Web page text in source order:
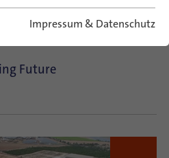
Impressum & Datenschutz
Camp 2026
Future